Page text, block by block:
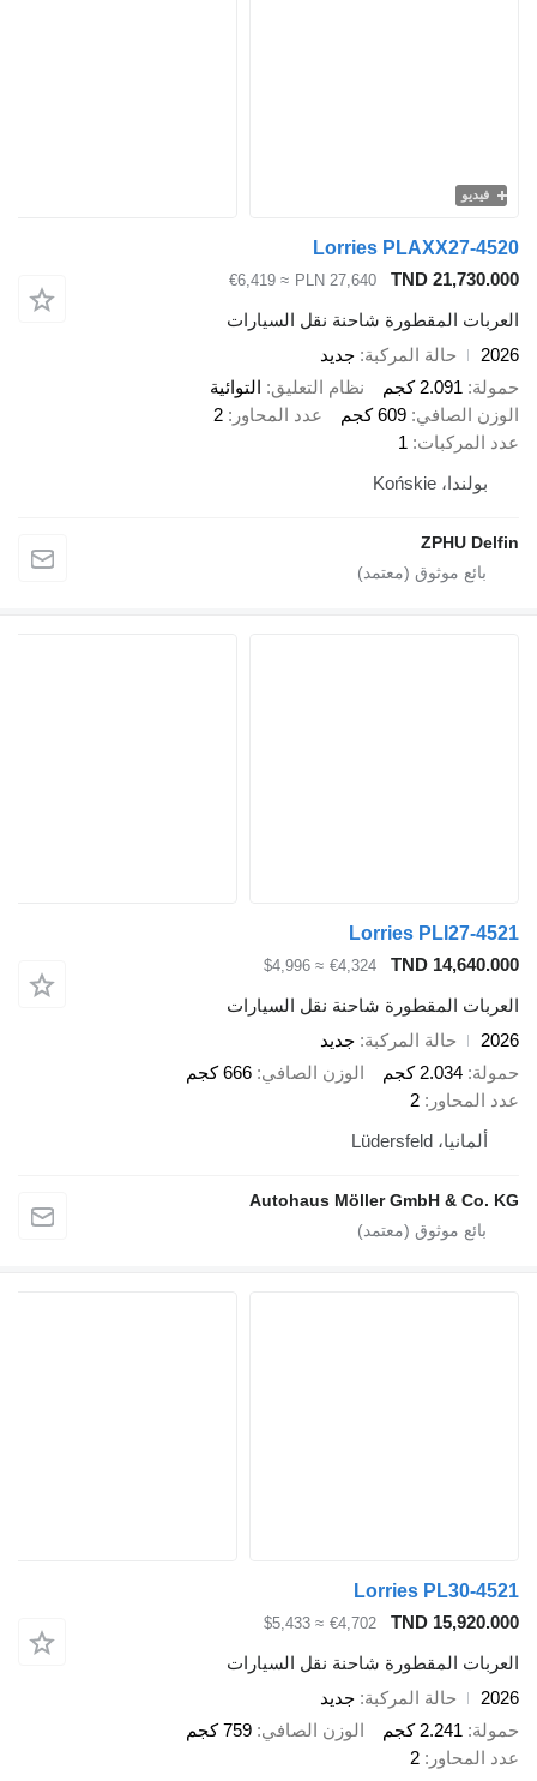
Lorries
TND
PLN 27,640
≈ €6,419
شاحنة نقل السيارات
المركبة جديد
كجم
نظام التعليق التوائية
609 كجم عدد المحاور 2
1
Lorries
TND
€4,324
≈ $4,996
شاحنة نقل السيارات
المركبة جديد
كجم
الوزن الصافي 666 كجم
2
Autohaus Möller GmbH
Lorries
TND
€4,702
≈ $5,433
شاحنة نقل السيارات
المركبة جديد
كجم
الوزن الصافي 759 كجم
2